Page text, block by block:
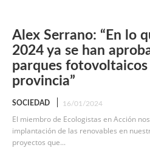
Alex Serrano: “En lo
2024 ya se han
parques
provincia”
SOCIEDAD 16/01/2024
El miembro de Ecologistas en Acción
implantación de las renovables en
proyectos que...